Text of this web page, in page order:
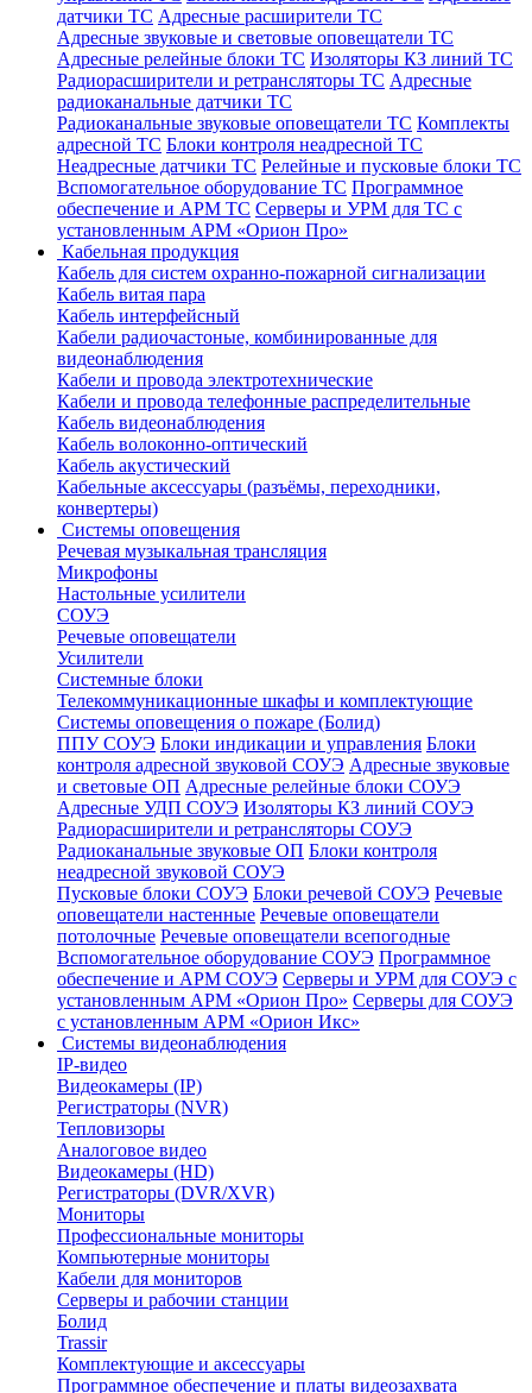
датчики ТС Адресные расширители ТС
Адресные звуковые и световые оповещатели ТС
Адресные релейные блоки ТС Изоляторы КЗ линий ТС
Радиорасширители и ретрансляторы ТС Адресные
радиоканальные датчики ТС
Радиоканальные звуковые оповещатели ТС Комплекты
адресной ТС Блоки контроля неадресной ТС
Неадресные датчики ТС Релейные и пусковые блоки ТС
Вспомогательное оборудование ТС Программное
обеспечение и АРМ ТС Серверы и УРМ для ТС с
установленным АРМ «Орион Про»
Кабельная продукция
Кабель для систем охранно-пожарной сигнализации
Кабель витая пара
Кабель интерфейсный
Кабели радиочастоные, комбинированные для
видеонаблюдения
Кабели и провода электротехнические
Кабели и провода телефонные распределительные
Кабель видеонаблюдения
Кабель волоконно-оптический
Кабель акустический
Кабельные аксессуары (разъёмы, переходники,
конвертеры)
Системы оповещения
Речевая музыкальная трансляция
Микрофоны
Настольные усилители
СОУЭ
Речевые оповещатели
Усилители
Системные блоки
Телекоммуникационные шкафы и комплектующие
Системы оповещения о пожаре (Болид)
ППУ СОУЭ Блоки индикации и управления Блоки
контроля адресной звуковой СОУЭ Адресные звуковые
и световые ОП Адресные релейные блоки СОУЭ
Адресные УДП СОУЭ Изоляторы КЗ линий СОУЭ
Радиорасширители и ретрансляторы СОУЭ
Радиоканальные звуковые ОП Блоки контроля
неадресной звуковой СОУЭ
Пусковые блоки СОУЭ Блоки речевой СОУЭ Речевые
оповещатели настенные Речевые оповещатели
потолочные Речевые оповещатели всепогодные
Вспомогательное оборудование СОУЭ Программное
обеспечение и АРМ СОУЭ Серверы и УРМ для СОУЭ с
установленным АРМ «Орион Про» Серверы для СОУЭ
с установленным АРМ «Орион Икс»
Системы видеонаблюдения
IP-видео
Видеокамеры (IP)
Регистраторы (NVR)
Тепловизоры
Аналоговое видео
Видеокамеры (HD)
Регистраторы (DVR/XVR)
Мониторы
Профессиональные мониторы
Компьютерные мониторы
Кабели для мониторов
Серверы и рабочии станции
Болид
Trassir
Комплектующие и аксессуары
Программное обеспечение и платы видеозахвата